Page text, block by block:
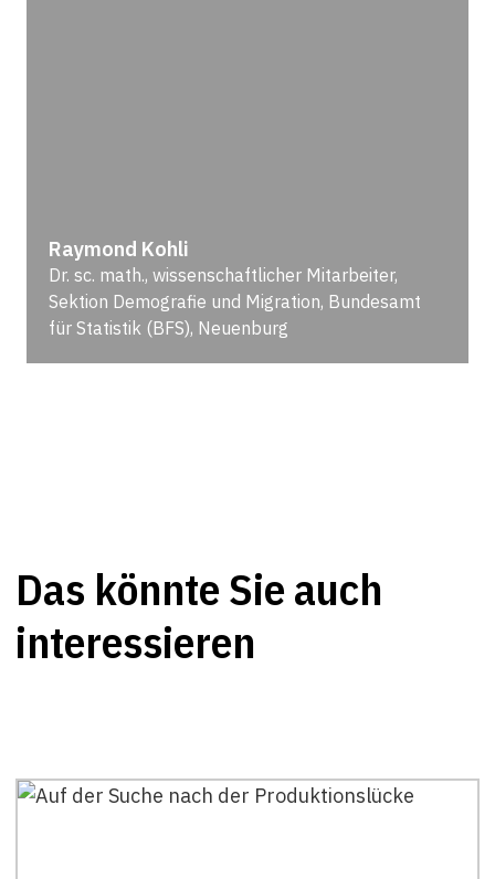
Raymond Kohli
Dr. sc. math., wissenschaftlicher Mitarbeiter,
Sektion Demografie und Migration, Bundesamt
für Statistik (BFS), Neuenburg
Das könnte Sie auch
interessieren